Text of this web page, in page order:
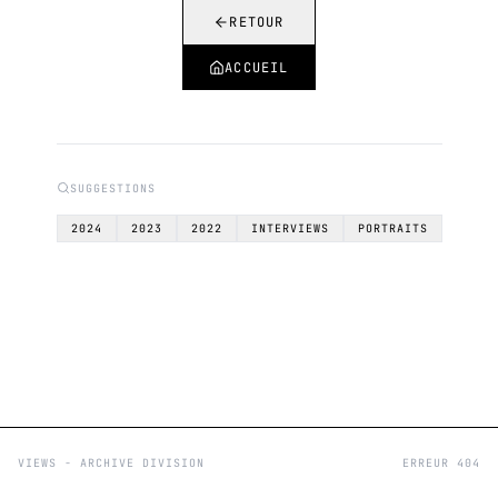
RETOUR
ACCUEIL
SUGGESTIONS
2024 2023 2022 INTERVIEWS PORTRAITS
VIEWS - ARCHIVE DIVISION ERREUR 404